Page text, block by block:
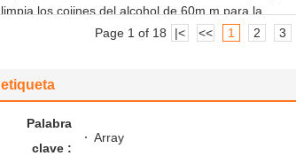
limpia los cojines del alcohol de 60m m para la
Page 1 of 18 |< << 1 2 3
etiqueta
Palabra
clave :
Array